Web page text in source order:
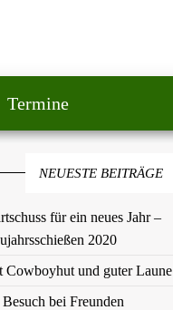
Termine
NEUESTE BEITRÄGE
für ein neues Jahr –
2020
Cowboyhut und guter Laune
bei Freunden